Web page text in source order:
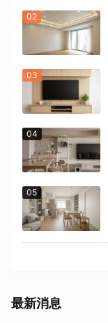
02
03
04
05
最新消息